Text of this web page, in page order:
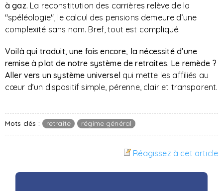
à gaz. La reconstitution des carrières relève de la
"spéléologie", le calcul des pensions demeure d’une
complexité sans nom. Bref, tout est compliqué.
Voilà qui traduit, une fois encore, la nécessité d’une
remise à plat de notre système de retraites. Le remède ?
Aller vers un système universel qui mette les affiliés au
cœur d’un dispositif simple, pérenne, clair et transparent.
Mots clés : retraite régime général
Réagissez à cet article